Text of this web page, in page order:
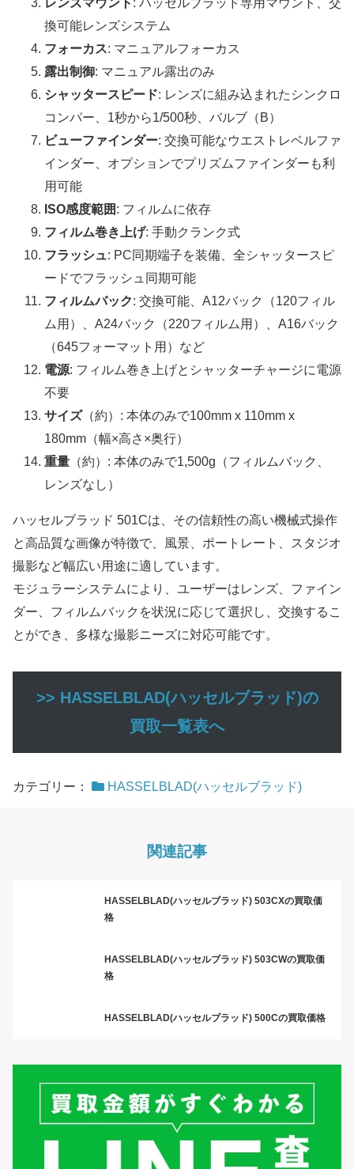
換可能レンズシステム
フォーカス: マニュアルフォーカス
露出制御: マニュアル露出のみ
シャッタースピード: レンズに組み込まれたシンクロ
コンパー、1秒から1/500秒、バルブ（B）
ビューファインダー: 交換可能なウエストレベルファ
インダー、オプションでプリズムファインダーも利
用可能
ISO感度範囲: フィルムに依存
フィルム巻き上げ: 手動クランク式
フラッシュ: PC同期端子を装備、全シャッタースピ
ードでフラッシュ同期可能
フィルムバック: 交換可能、A12バック（120フィル
ム用）、A24バック（220フィルム用）、A16バック
（645フォーマット用）など
電源: フィルム巻き上げとシャッターチャージに電源
不要
サイズ（約）: 本体のみで100mm x 110mm x
180mm（幅×高さ×奥行）
重量 （約）: 本体のみで1,500g（フィルムバック、
レンズなし）
ハッセルブラッド 501Cは、その信頼性の高い機械式操作
と高品質な画像が特徴で、風景、ポートレート、スタジオ
撮影など幅広い用途に適しています。
モジュラーシステムにより、ユーザーはレンズ、ファイン
ダー、フィルムバックを状況に応じて選択し、交換するこ
とができ、多様な撮影ニーズに対応可能です。
>> HASSELBLAD(ハッセルブラッド)の
買取一覧表へ
カテゴリー： HASSELBLAD(ハッセルブラッド)
関連記事
HASSELBLAD(ハッセルブラッド) 503CXの買取価
格
HASSELBLAD(ハッセルブラッド) 503CWの買取価
格
HASSELBLAD(ハッセルブラッド) 500Cの買取価格